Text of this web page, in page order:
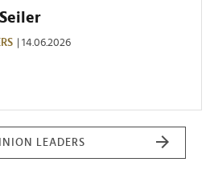
| 14.06.2026
LEADERS